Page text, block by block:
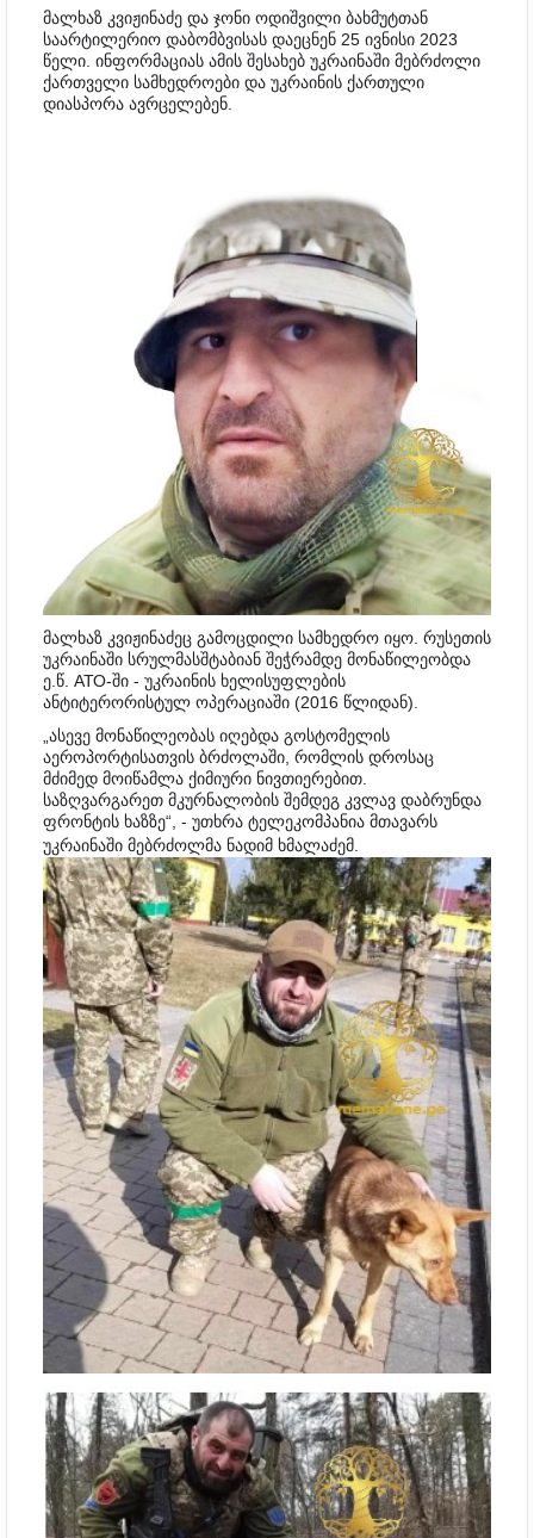
მალხაზ კვიჟინაძე და ჯონი ოდიშვილი ბახმუტთან
საარტილერიო დაბომბვისას დაეცნენ 25 ივნისი 2023
წელი. ინფორმაციას ამის შესახებ უკრაინაში მებრძოლი
ქართველი სამხედროები და უკრაინის ქართული
დიასპორა ავრცელებენ.
მალხაზ კვიჟინაძეც გამოცდილი სამხედრო იყო. რუსეთის
უკრაინაში სრულმასშტაბიან შეჭრამდე მონაწილეობდა
ე.წ. АТО-ში - უკრაინის ხელისუფლების
ანტიტერორისტულ ოპერაციაში (2016 წლიდან).
„ასევე მონაწილეობას იღებდა გოსტომელის
აეროპორტისათვის ბრძოლაში, რომლის დროსაც
მძიმედ მოიწამლა ქიმიური ნივთიერებით.
საზღვარგარეთ მკურნალობის შემდეგ კვლავ დაბრუნდა
ფრონტის ხაზზე“, - უთხრა ტელეკომპანია მთავარს
უკრაინაში მებრძოლმა ნადიმ ხმალაძემ.